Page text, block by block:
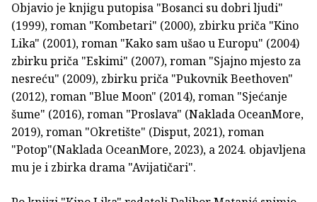
Objavio je knjigu putopisa "Bosanci su dobri ljudi"
(1999), roman "Kombetari" (2000), zbirku priča "Kino
Lika" (2001), roman "Kako sam ušao u Europu" (2004)
zbirku priča "Eskimi" (2007), roman "Sjajno mjesto za
nesreću" (2009), zbirku priča "Pukovnik Beethoven"
(2012), roman "Blue Moon" (2014), roman "Sjećanje
šume" (2016), roman "Proslava" (Naklada OceanMore,
2019), roman "Okretište" (Disput, 2021), roman
"Potop"(Naklada OceanMore, 2023), a 2024. objavljena
mu je i zbirka drama "Avijatičari".